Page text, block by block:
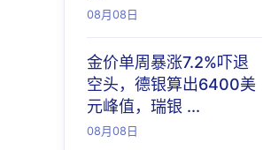
08月08日
金价单周暴涨7.2%吓退
空头，德银算出6400美
元峰值，瑞银 ...
08月08日